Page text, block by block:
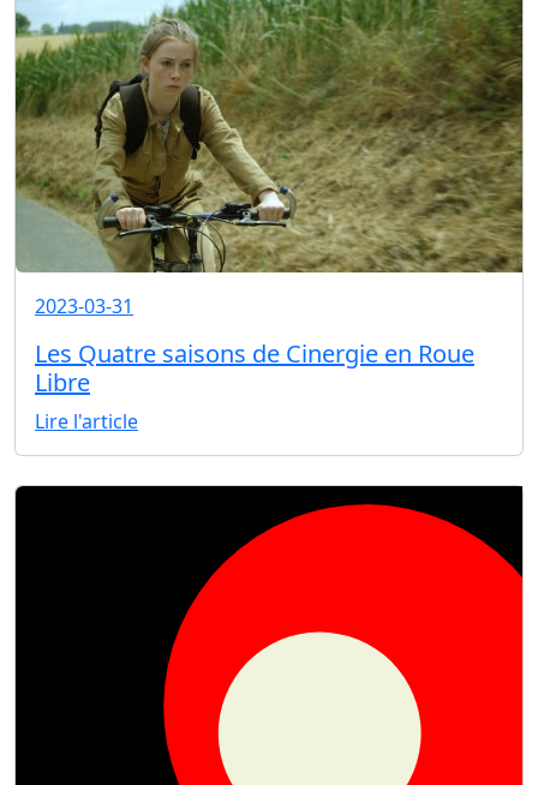
2023-03-31
Les Quatre saisons de Cinergie en Roue
Libre
Lire l'article